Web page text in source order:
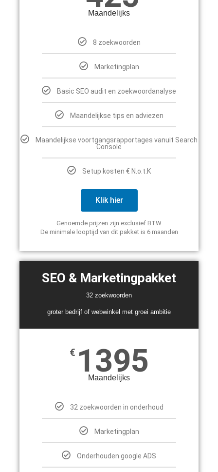
Maandelijks
8 zoekwoorden
Marketingplan
Basic SEO audit en zoekwoordanalyse
Maandelijkse tips en adviezen
Maandelijkse voortgangsrapportages vanuit Search
Console
Setup kosten € N.o.t.K
Klik hier
Genoemde prijzen zijn exclusief BTW
De minimale looptijd van dit pakket is 6 maanden
SEO & Marketingpakket
32 zoekwoorden
groter bedrijf of webwinkel met groei ambitie
€ 1395
Maandelijks
32 zoekwoorden in onderhoud
Marketingplan
Onderhouden google ADS